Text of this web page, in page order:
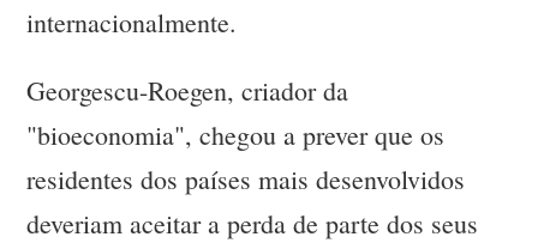
internacionalmente.
Georgescu-Roegen, criador da
"bioeconomia", chegou a prever que os
residentes dos países mais desenvolvidos
deveriam aceitar a perda de parte dos seus